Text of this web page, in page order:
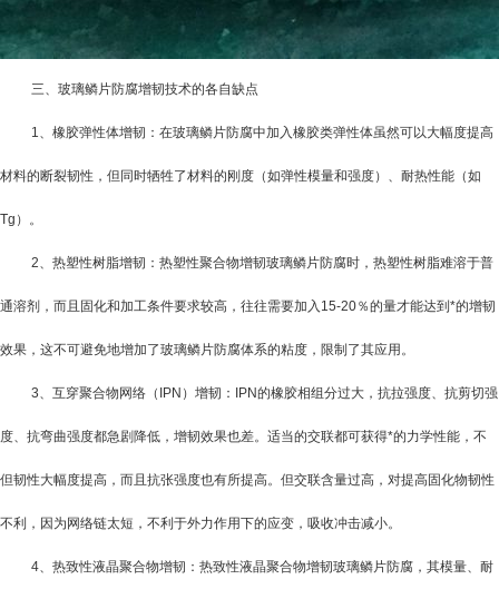
三、玻璃鳞片防腐增韧技术的各自缺点
1、橡胶弹性体增韧：在玻璃鳞片防腐中加入橡胶类弹性体虽然可以大幅度提高
材料的断裂韧性，但同时牺牲了材料的刚度（如弹性模量和强度）、耐热性能（如
Tg ）。
2、热塑性树脂增韧：热塑性聚合物增韧玻璃鳞片防腐时，热塑性树脂难溶于普
通溶剂，而且固化和加工条件要求较高，往往需要加入 15-20％的量才能达到*的增韧
效果，这不可避免地增加了玻璃鳞片防腐体系的粘度，限制了其应用。
3、互穿聚合物网络（ IPN ）增韧： IPN的橡胶相组分过大，抗拉强度、抗剪切强
度、抗弯曲强度都急剧降低，增韧效果也差。适当的交联都可获得*的力学性能，不
但韧性大幅度提高，而且抗张强度也有所提高。但交联含量过高，对提高固化物韧性
不利，因为网络链太短，不利于外力作用下的应变，吸收冲击减小。
4、热致性液晶聚合物增韧：热致性液晶聚合物增韧玻璃鳞片防腐，其模量、耐